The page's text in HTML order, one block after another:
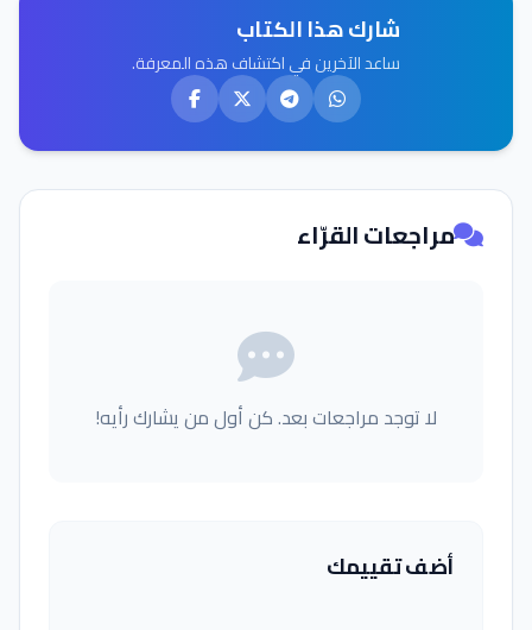
شارك هذا الكتاب
ساعد الآخرين في اكتشاف هذه المعرفة.
مراجعات القرّاء
لا توجد مراجعات بعد. كن أول من يشارك رأيه!
أضف تقييمك